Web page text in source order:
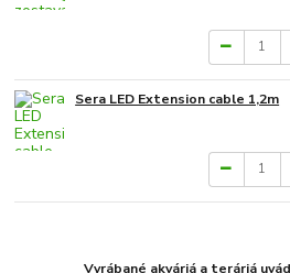
Sera LED Extension cable 1,2m
Vyrábané akváriá a teráriá